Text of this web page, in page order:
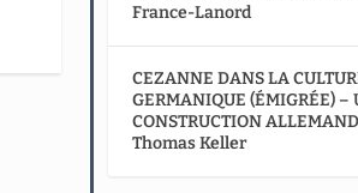
France-Lanord
CEZANNE DANS LA
GERMANIQUE (ÉMIGRÉE) –
CONSTRUCTION
Thomas Keller